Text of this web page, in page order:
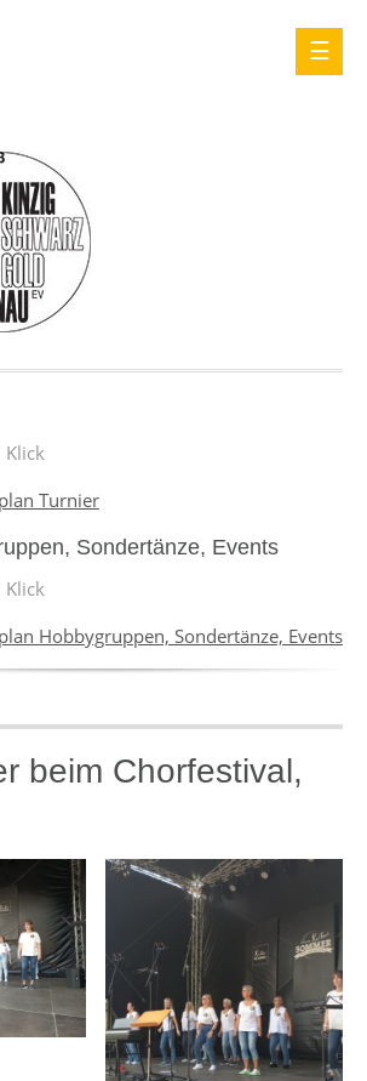
Klick
Turnier
Sondertänze, Events
Klick
Hobbygruppen, Sondertänze, Events
beim Chorfestival,